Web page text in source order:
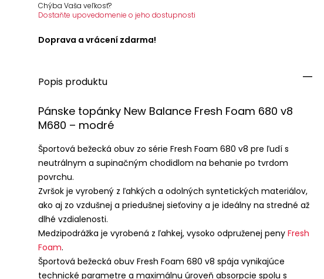
Chýba Vaša veľkosť?
Dostaňte upovedomenie o jeho dostupnosti
Doprava a vrácení zdarma!
Popis produktu
Pánske topánky New Balance Fresh Foam 680 v8
M680 – modré
Športová bežecká obuv zo série Fresh Foam 680 v8 pre ľudí s
neutrálnym a supinačným chodidlom na behanie po tvrdom
povrchu.
Zvršok je vyrobený z ľahkých a odolných syntetických materiálov,
ako aj zo vzdušnej a priedušnej sieťoviny a je ideálny na stredné až
dlhé vzdialenosti.
Medzipodrážka je vyrobená z ľahkej, vysoko odpruženej peny Fresh
Foam.
Športová bežecká obuv Fresh Foam 680 v8 spája vynikajúce
technické parametre a maximálnu úroveň absorpcie spolu s